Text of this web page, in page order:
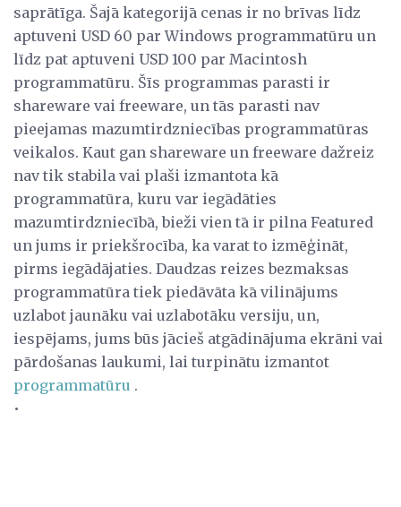
saprātīga. Šajā kategorijā cenas ir no brīvas līdz
aptuveni USD 60 par Windows programmatūru un
līdz pat aptuveni USD 100 par Macintosh
programmatūru. Šīs programmas parasti ir
shareware vai freeware, un tās parasti nav
pieejamas mazumtirdzniecības programmatūras
veikalos. Kaut gan shareware un freeware dažreiz
nav tik stabila vai plaši izmantota kā
programmatūra, kuru var iegādāties
mazumtirdzniecībā, bieži vien tā ir pilna Featured
un jums ir priekšrocība, ka varat to izmēģināt,
pirms iegādājaties. Daudzas reizes bezmaksas
programmatūra tiek piedāvāta kā vilinājums
uzlabot jaunāku vai uzlabotāku versiju, un,
iespējams, jums būs jācieš atgādinājuma ekrāni vai
pārdošanas laukumi, lai turpinātu izmantot
programmatūru .
•